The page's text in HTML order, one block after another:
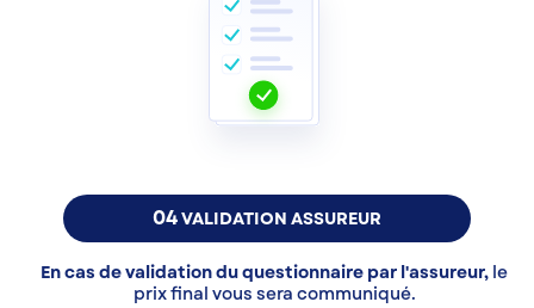
04VALIDATION ASSUREUR
En cas de validation du questionnaire par l'assureur, le
prix final vous sera communiqué.